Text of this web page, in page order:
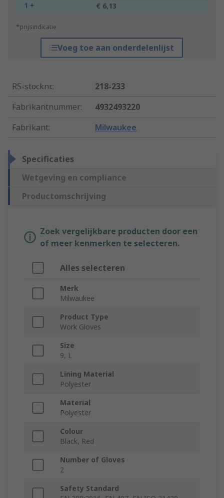
1 + € 6,13
*prijsindicatie
Voeg toe aan onderdelenlijst
RS-stocknr.:
218-233
Fabrikantnummer:
4932493220
Fabrikant: Milwaukee
Specificaties
Wetgeving en compliance
Productomschrijving
Zoek vergelijkbare producten door een
of meer kenmerken te selecteren.
Alles selecteren
Merk
Milwaukee
Product Type
Work Gloves
Size
9, L
Lining Material
Polyester
Material
Polyester
Colour
Black, Red
Number of Gloves
2
Safety Standard